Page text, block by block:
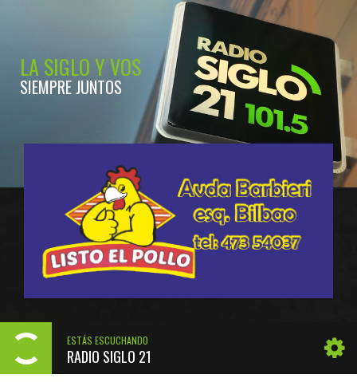
LA SIGLO Y VOS
SIEMPRE JUNTOS
ESTÁS ESCUCHANDO
RADIO SIGLO 21